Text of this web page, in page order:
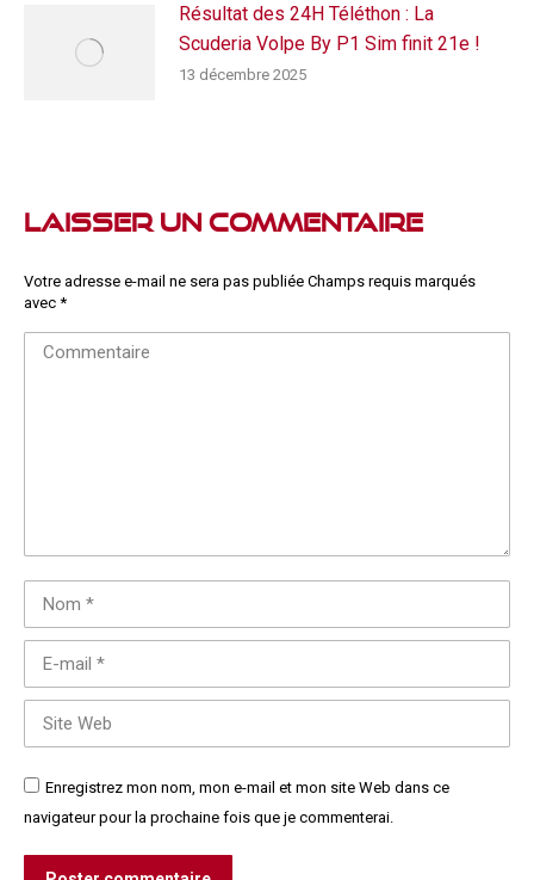
Résultat des 24H Téléthon : La
Scuderia Volpe By P1 Sim finit 21e !
13 décembre 2025
Laisser un commentaire
Votre adresse e-mail ne sera pas publiée Champs requis marqués
avec *
Commentaire
Nom *
E-mail *
Site Web
Enregistrez mon nom, mon e-mail et mon site Web dans ce
navigateur pour la prochaine fois que je commenterai.